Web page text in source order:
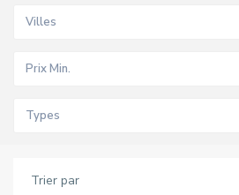
Villes
Types
Trier par